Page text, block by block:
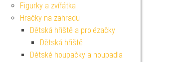
Figurky a zvířátka
Hračky na zahradu
Dětská hřiště a prolézačky
Dětská hřiště
Dětské houpačky a houpadla